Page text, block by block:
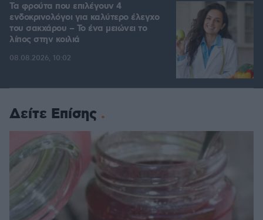
Τα φρούτα που επιλέγουν 4
ενδοκρινολόγοι για καλύτερο έλεγχο
του σακχάρου – Το ένα μειώνει το
λίπος στην κοιλιά
08.08.2026, 10:02
Δείτε Επίσης